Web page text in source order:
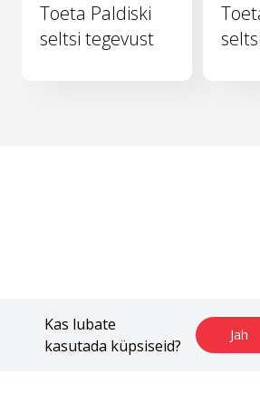
Kas lubate
kasutada küpsiseid?
Jah
Toeta Paldiski
seltsi tegevust